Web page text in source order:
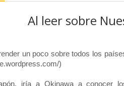
Al leer sobre
un poco sobre todos los
)
iría a Okinawa a conocer